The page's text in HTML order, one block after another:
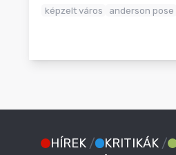
képzelt város anderson pose
HÍREK / KRITIKÁK /